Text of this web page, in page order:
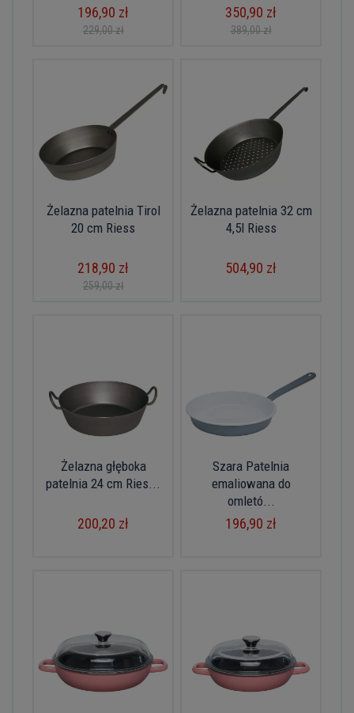
196,90 zł
229,00 zł
350,90 zł
389,00 zł
Żelazna patelnia Tirol
20 cm Riess
218,90 zł
259,00 zł
Żelazna patelnia 32 cm
4,5l Riess
504,90 zł
Żelazna głęboka
patelnia 24 cm Ries...
200,20 zł
Szara Patelnia
emaliowana do
omletó...
196,90 zł